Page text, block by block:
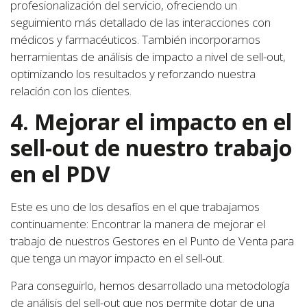
profesionalización del servicio, ofreciendo un
seguimiento más detallado de las interacciones con
médicos y farmacéuticos. También incorporamos
herramientas de análisis de impacto a nivel de sell-out,
optimizando los resultados y reforzando nuestra
relación con los clientes.
4. Mejorar el impacto en el
sell-out de nuestro trabajo
en el PDV
Este es uno de los desafíos en el que trabajamos
continuamente: Encontrar la manera de mejorar el
trabajo de nuestros Gestores en el Punto de Venta para
que tenga un mayor impacto en el sell-out.
Para conseguirlo, hemos desarrollado una metodología
de análisis del sell-out que nos permite dotar de una